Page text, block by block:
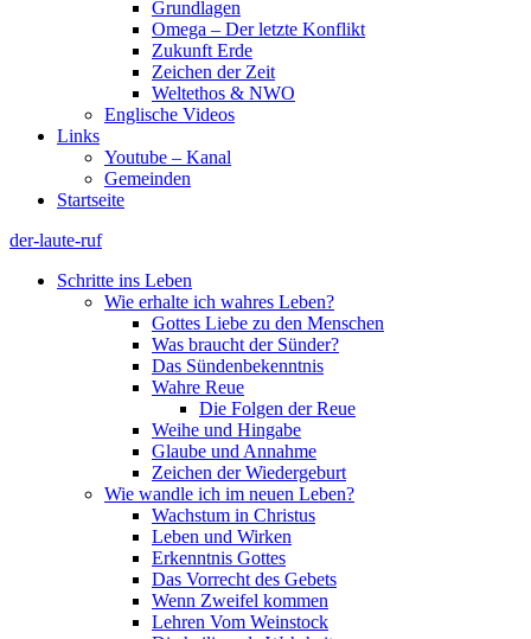
Grundlagen
Omega – Der letzte Konflikt
Zukunft Erde
Zeichen der Zeit
Weltethos & NWO
Englische Videos
Links
Youtube – Kanal
Gemeinden
Startseite
der-laute-ruf
Schritte ins Leben
Wie erhalte ich wahres Leben?
Gottes Liebe zu den Menschen
Was braucht der Sünder?
Das Sündenbekenntnis
Wahre Reue
Die Folgen der Reue
Weihe und Hingabe
Glaube und Annahme
Zeichen der Wiedergeburt
Wie wandle ich im neuen Leben?
Wachstum in Christus
Leben und Wirken
Erkenntnis Gottes
Das Vorrecht des Gebets
Wenn Zweifel kommen
Lehren Vom Weinstock